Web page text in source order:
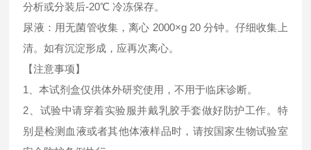
分析或分装后-20℃ 冷冻保存。
尿液：用无菌管收集，离心 2000×g 20 分钟。仔细收集上
清。如有沉淀形成，应再次离心。
【注意事项】
1、本试剂盒仅供体外研究使用，不用于临床诊断。
2、试验中请穿着实验服并戴乳胶手套做好防护工作。特
别是检测血液或者其他体液样品时，请按国家生物试验室